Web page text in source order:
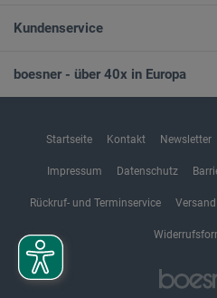
Kundenservice
boesner - über 40x in Europa
Startseite Kontakt Newsletter
Impressum Datenschutz
Rückruf- und Terminservice